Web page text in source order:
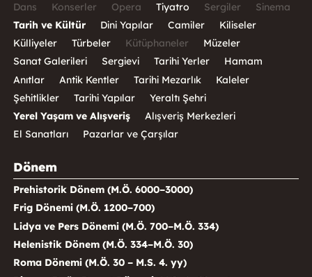
Dans
Konserler Opera Tiyatro Sergiler
Sinema
Tarih ve Kültür
Dini Yapılar Camiler
Kiliseler
Külliyeler
Türbeler Kütüphaneler
Müzeler
Sanat Galerileri
Sergievi Tarihi Yerler
Hamam
Anıtlar
Antik Kentler Tarihi Mezarlık
Kaleler
Şehitlikler
Tarihi Yapılar
Yeraltı Şehri
Yerel Yaşam ve Alışveriş
Alışveriş Merkezleri
El Sanatları
Pazarlar ve Çarşılar
Dönem
Prehistorik Dönem (M.Ö. 6000–3000)
Frig Dönemi (M.Ö. 1200–700)
Lidya ve Pers Dönemi (M.Ö. 700–M.Ö. 334)
Helenistik Dönem (M.Ö. 334–M.Ö. 30)
Roma Dönemi (M.Ö. 30 – M.S. 4. yy)